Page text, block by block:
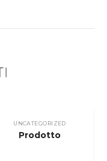
UNCATEGORIZED
Prodotto